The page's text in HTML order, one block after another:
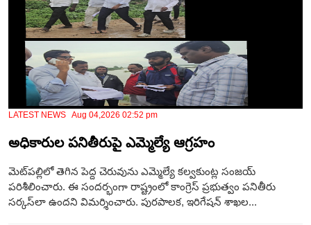
LATEST NEWS Aug 04,2026 02:52 pm
అధికారుల పనితీరుపై ఎమ్మెల్యే ఆగ్రహం
మెట్‌పల్లిలో తెగిన పెద్ద చెరువును ఎమ్మెల్యే కల్వకుంట్ల సంజయ్
పరిశీలించారు. ఈ సందర్భంగా రాష్ట్రంలో కాంగ్రెస్ ప్రభుత్వం పనితీరు
సర్కస్‌లా ఉందని విమర్శించారు. పురపాలక, ఇరిగేషన్ శాఖల...